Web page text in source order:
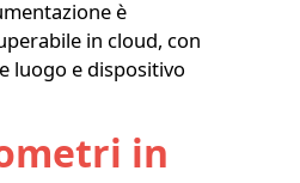
è
in cloud, con
luogo e dispositivo
in